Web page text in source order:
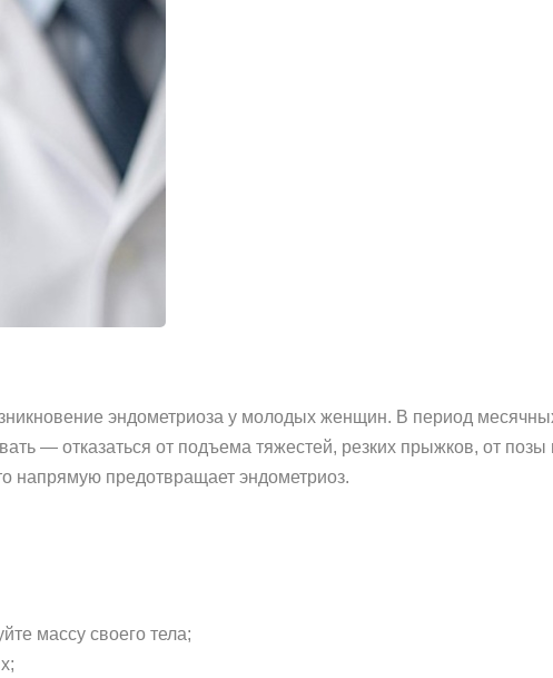
эндометриоза у молодых женщин. В период
— отказаться от подъема тяжестей, резких прыжков, от позы
напрямую предотвращает эндометриоз.
массу своего тела;